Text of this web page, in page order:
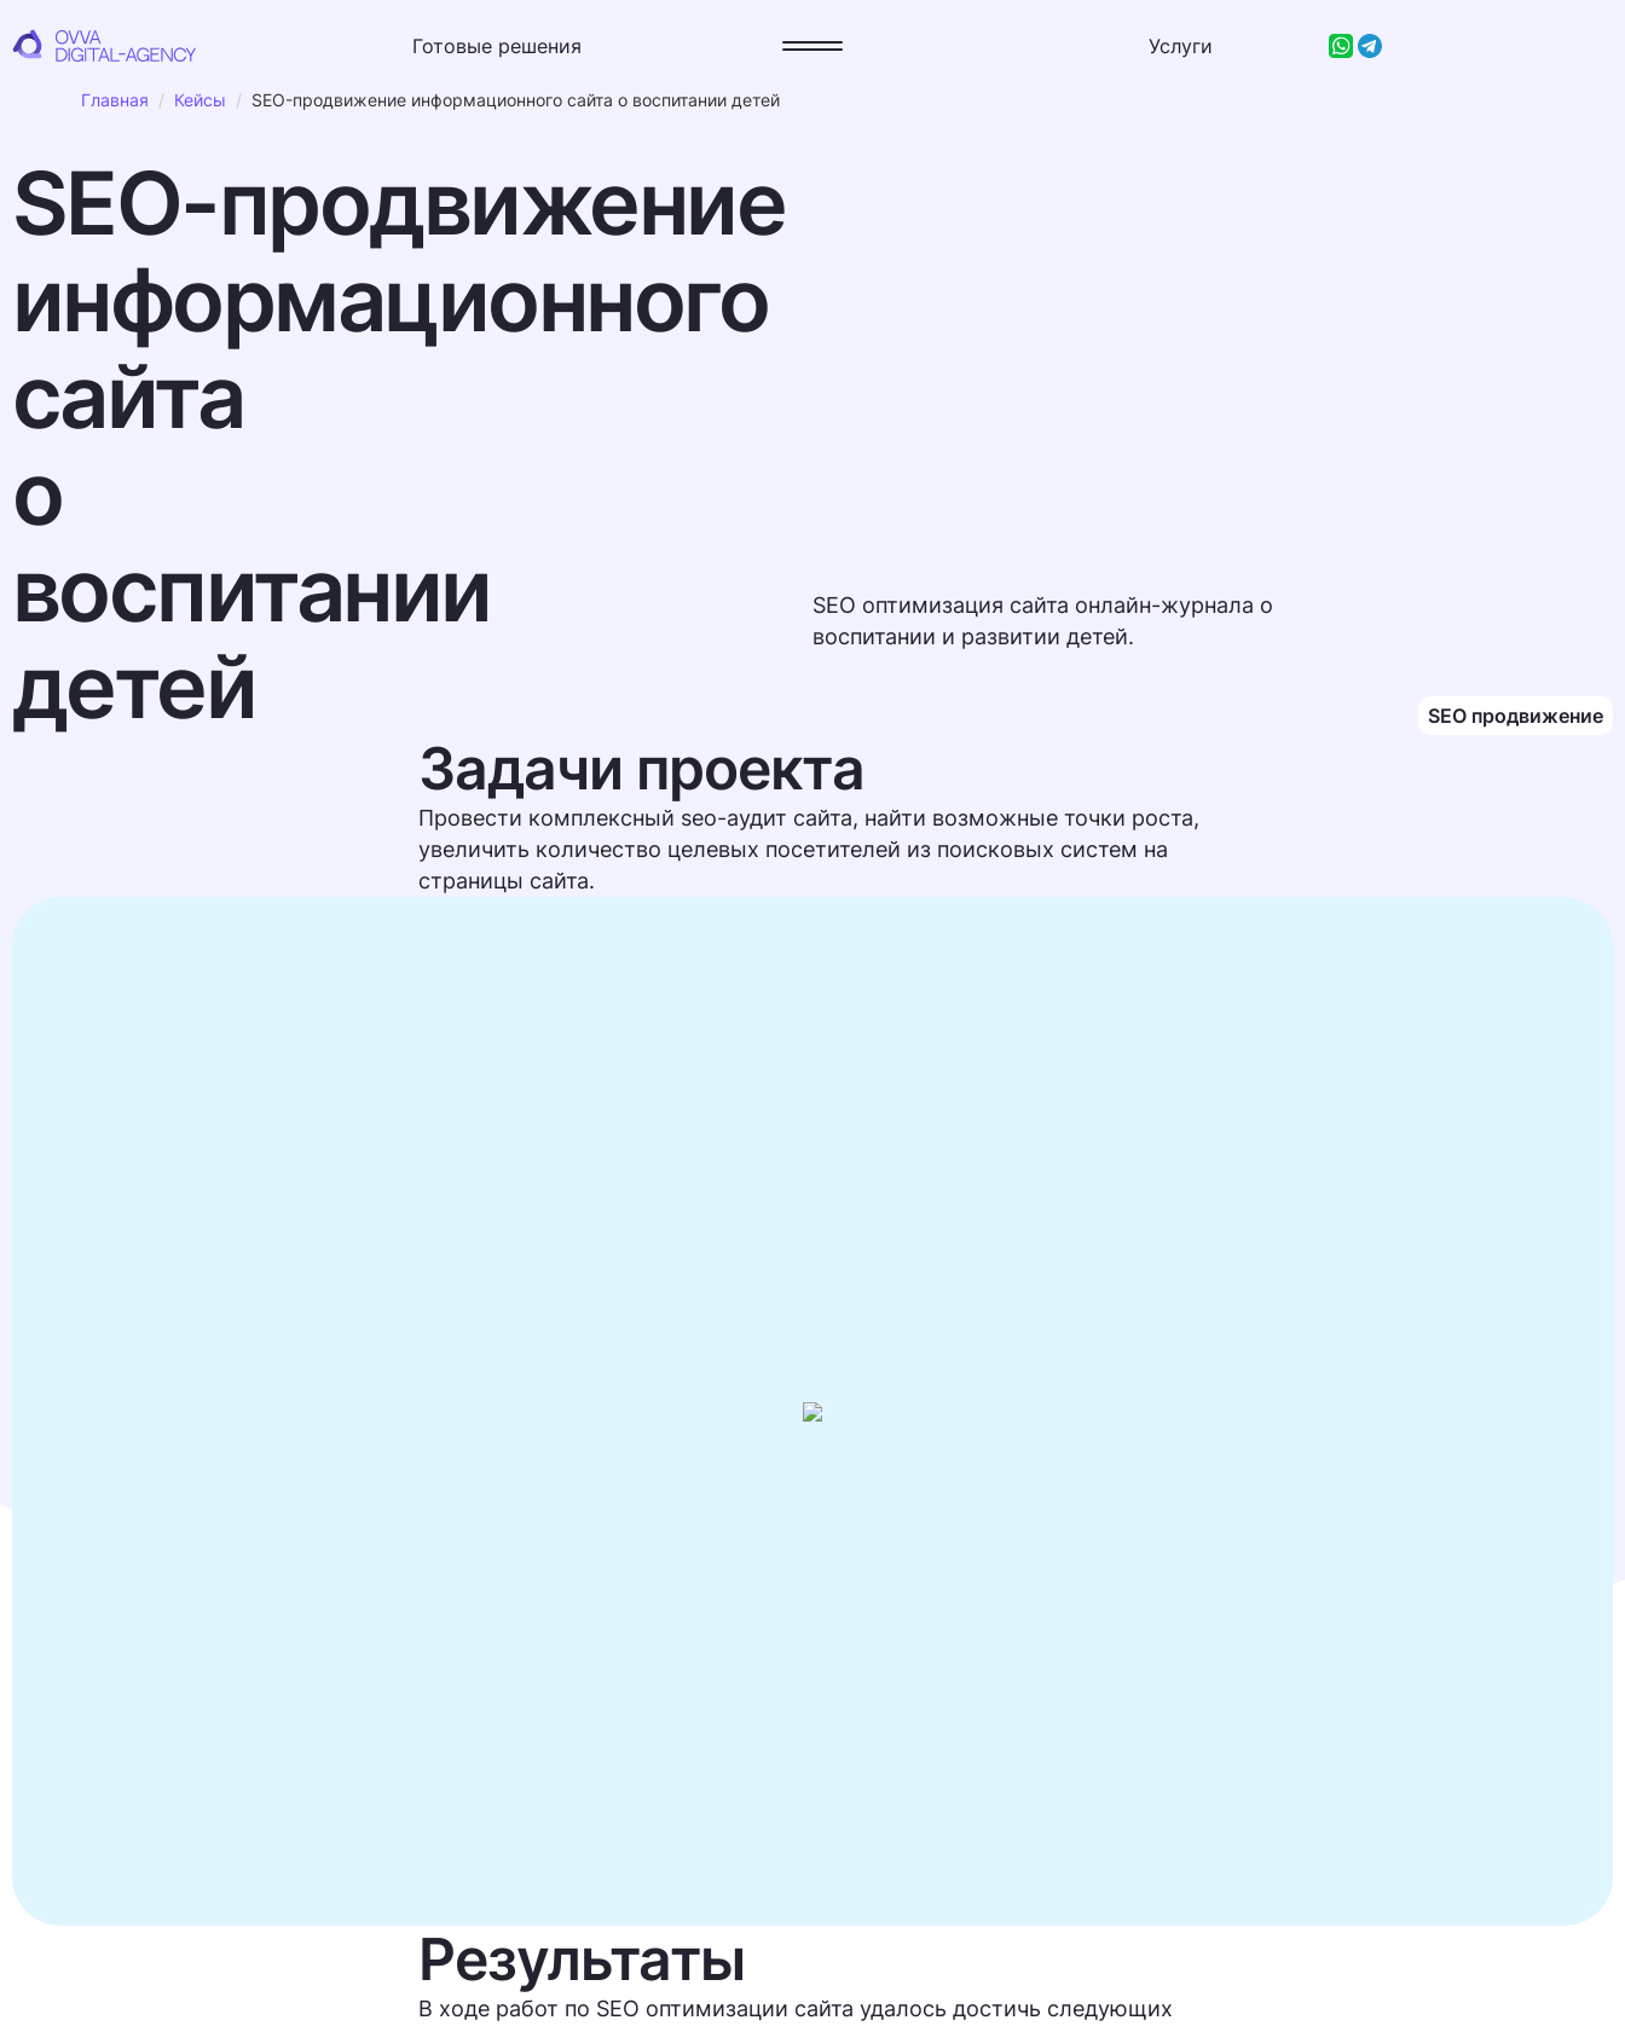
Готовые решения
Услуги
Главная Кейсы SEO-продвижение информационного сайта о воспитании детей
SEO-продвижение
информационного
сайта
о
воспитании
детей
SEO оптимизация сайта онлайн-журнала о
воспитании и развитии детей.
SEO продвижение
Задачи проекта
Провести комплексный seo-аудит сайта, найти возможные точки роста,
увеличить количество целевых посетителей из поисковых систем на
страницы сайта.
Результаты
В ходе работ по SEO оптимизации сайта удалось достичь следующих